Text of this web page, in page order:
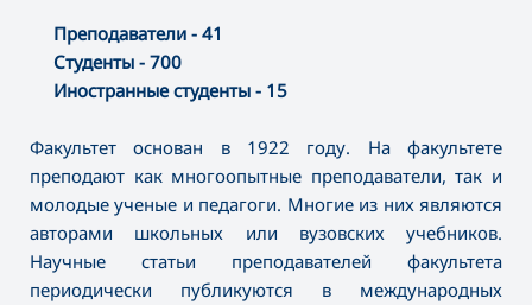
Преподаватели - 41
Студенты - 700
Иностранные студенты - 15
Факультет основан в 1922 году. На факультете
преподают как многоопытные преподаватели, так и
молодые ученые и педагоги. Многие из них являются
авторами школьных или вузовских учебников.
Научные статьи преподавателей факультета
периодически публикуются в международных